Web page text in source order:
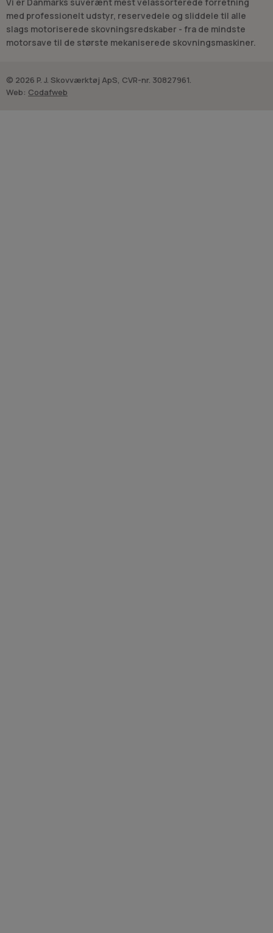
Vi er Danmarks suverænt mest velassorterede forretning
med professionelt udstyr, reservedele og sliddele til alle
slags motoriserede skovningsredskaber - fra de mindste
motorsave til de største mekaniserede skovningsmaskiner.
© 2026 P. J. Skovværktøj ApS, CVR-nr. 30827961.
Web: Codafweb